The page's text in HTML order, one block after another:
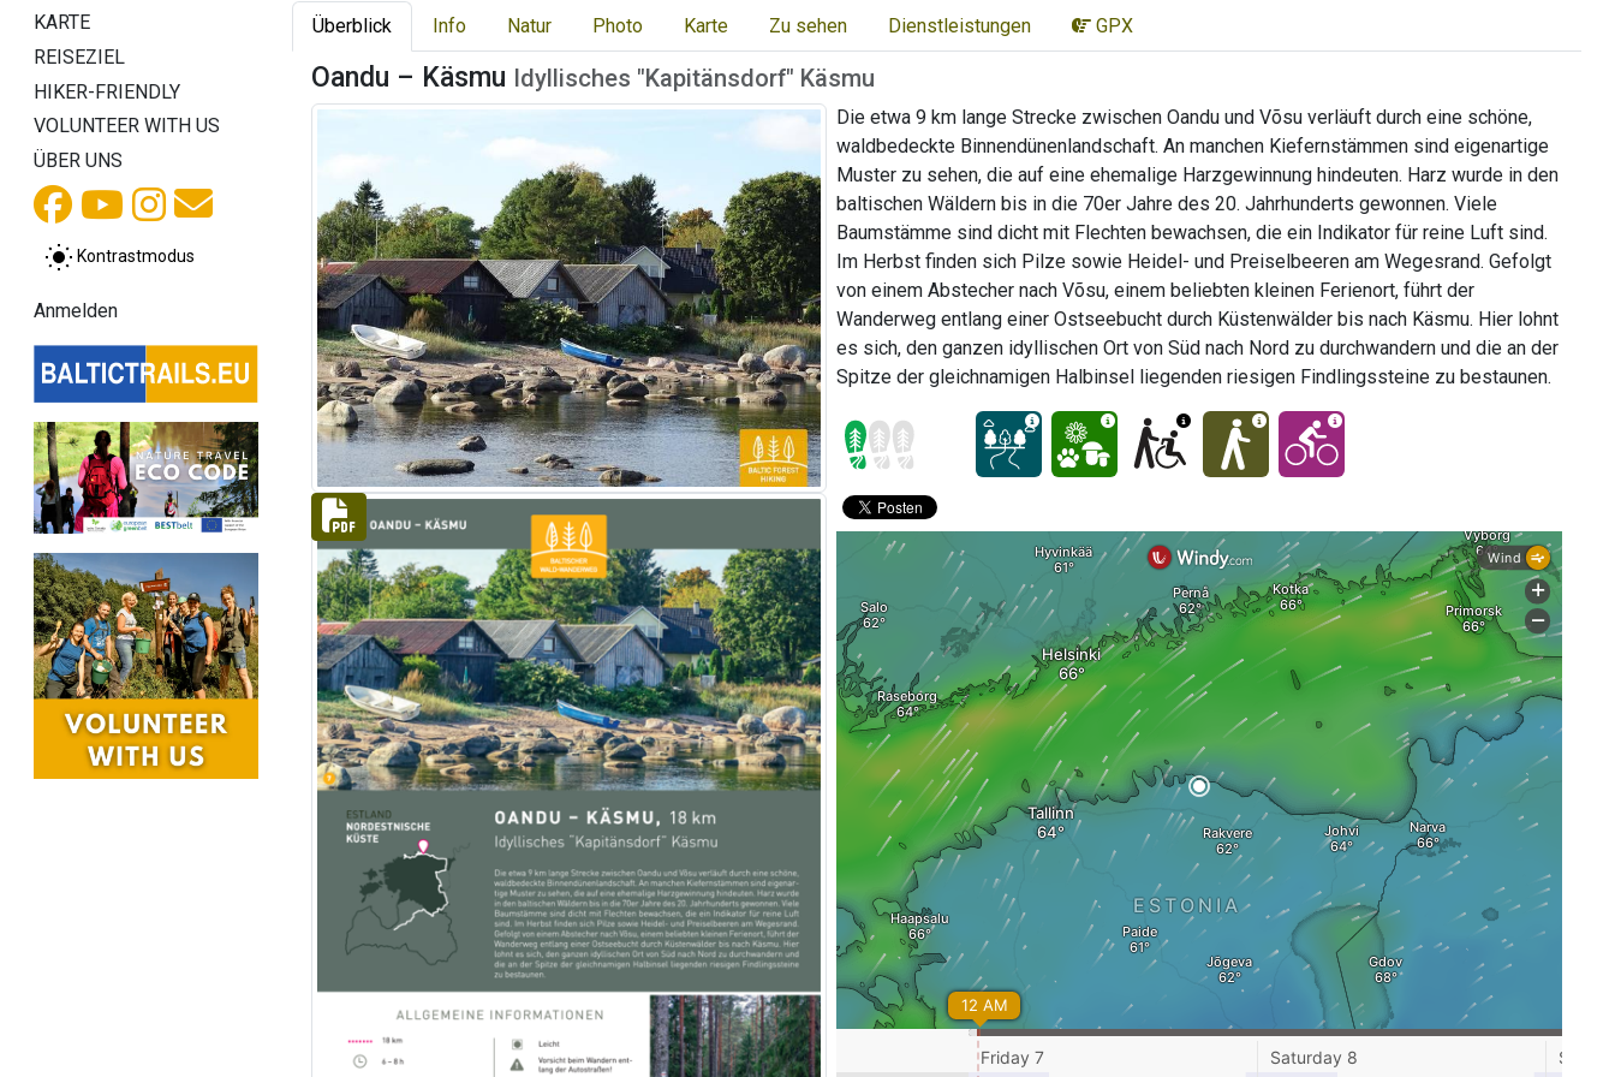
KARTE
REISEZIEL
HIKER-FRIENDLY
VOLUNTEER WITH US
ÜBER UNS
Kontrastmodus
Anmelden
Überblick Info Natur Photo Karte Zu sehen Dienstleistungen GPX
Oandu – Käsmu Idyllisches "Kapitänsdorf" Käsmu
Die etwa 9 km lange Strecke zwischen Oandu und Võsu verläuft durch eine schöne,
waldbedeckte Binnendünenlandschaft. An manchen Kiefernstämmen sind eigenartige
Muster zu sehen, die auf eine ehemalige Harzgewinnung hindeuten. Harz wurde in den
baltischen Wäldern bis in die 70er Jahre des 20. Jahrhunderts gewonnen. Viele
Baumstämme sind dicht mit Flechten bewachsen, die ein Indikator für reine Luft sind.
Im Herbst finden sich Pilze sowie Heidel- und Preiselbeeren am Wegesrand. Gefolgt
von einem Abstecher nach Võsu, einem beliebten kleinen Ferienort, führt der
Wanderweg entlang einer Ostseebucht durch Küstenwälder bis nach Käsmu. Hier lohnt
es sich, den ganzen idyllischen Ort von Süd nach Nord zu durchwandern und die an der
Spitze der gleichnamigen Halbinsel liegenden riesigen Findlingssteine zu bestaunen.